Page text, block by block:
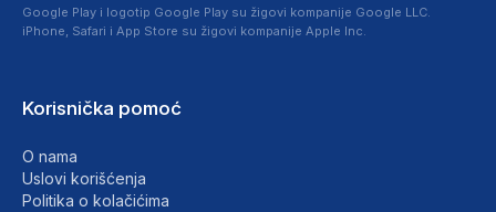
Google Play i logotip Google Play su žigovi kompanije Google LLC.
iPhone, Safari i App Store su žigovi kompanije Apple Inc.
Korisnička pomoć
O nama
Uslovi korišćenja
Politika o kolačićima